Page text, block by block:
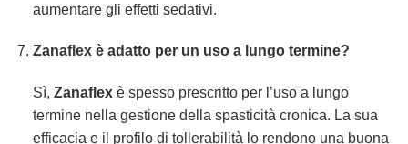
aumentare gli effetti sedativi.
Zanaflex è adatto per un uso a lungo termine?
Sì, Zanaflexè spesso prescritto per l’uso a lungo
termine nella gestione della spasticità cronica. La sua
efficacia e il profilo di tollerabilità lo rendono una buona